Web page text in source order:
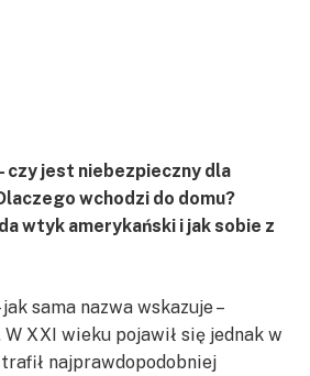
czy jest niebezpieczny dla
wchodzi do domu?
wtyk amerykański i jak sobie z
sama nazwa wskazuje –
XXI wieku pojawił się jednak w
najprawdopodobniej